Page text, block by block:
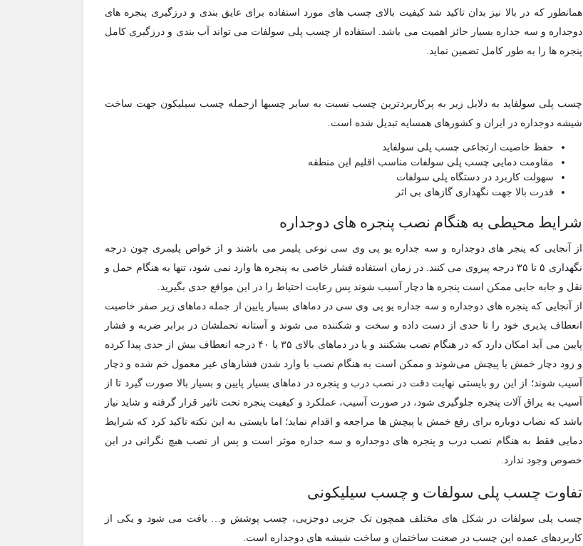
همانطور که در بالا نیز بدان تاکید شد کیفیت بالای چسب های مورد استفاده برای عایق بندی و درزگیری پنجره های
دوجداره و سه جداره بسیار حائز اهمیت می باشد. استفاده از چسب پلی سولفات می تواند آب بندی و درزگیری کامل
پنجره ها را به طور کامل تضمین نماید.
چسب پلی سولفاید به دلایل زیر به پرکاربردترین چسب نسبت به سایر چسبها ازجمله چسب سیلیکون جهت ساخت
شیشه دوجداره در ایران و کشورهای همسایه تبدیل شده است.
حفظ خاصیت ارتجاعی چسب پلی سولفاید
مقاومت دمایی چسب پلی سولفات مناسب اقلیم این منطقه
سهولت کاربرد در دستگاه پلی سولفات
قدرت بالا جهت نگهداری گازهای بی اثر
شرایط محیطی به هنگام نصب پنجره های دوجداره
از آنجایی که پنجر های دوجداره و سه جداره یو پی وی سی نوعی پلیمر می باشند و از خواص پلیمری چون درجه
نگهداری ۵ تا ۳۵ درجه پیروی می کنند. در زمان استفاده فشار خاصی به پنجره ها وارد نمی شود، تنها به هنگام حمل و
نقل و جابه جایی ممکن است پنجره ها دچار آسیب شوند پس رعایت احتیاط را در این مواقع جدی بگیرید.
از آنجایی که پنجره های دوجداره و سه جداره یو پی وی سی در دماهای بسیار پایین از جمله دماهای زیر صفر خاصیت
انعطاف پذیری خود را تا حدی از دست داده و سخت و شکننده می شوند و آستانه تحملشان در برابر ضربه و فشار
پایین می آید امکان دارد که در هنگام نصب بشکنند و یا در دماهای بالای ۳۵ یا ۴۰ درجه انعطاف بیش از حدی پیدا کرده
و زود دچار خمش یا پیچش می‌‌شوند و ممکن است به هنگام نصب با وارد شدن فشارهای غیر معمول خم شده و دچار
آسیب شوند؛ از این رو بایستی نهایت دقت در نصب درب و پنجره در دماهای بسیار پایین و بسیار بالا صورت گیرد تا از
آسیب به یراق آلات پنجره جلوگیری شود، در صورت آسیب، عملکرد و کیفیت پنجره تحت تاثیر قرار گرفته و شاید نیاز
باشد که نصاب دوباره برای رفع خمش یا پیچش ها مراجعه و اقدام نماید؛ اما بایستی به این نکته تاکید کرد که شرایط
دمایی فقط به هنگام نصب درب و پنجره های دوجداره و سه جداره موثر است و پس از نصب هیچ نگرانی در این
خصوص وجود ندارد.
تفاوت چسب پلی سولفات و چسب سیلیکونی
چسب پلی سولفات در شکل های مختلف همچون تک جزیی دوجزیی، چسب پوشش و… یافت می شود و یکی از
کاربردهای عمده این چسب در صعنت ساختمان و ساخت شیشه های دوجداره است.